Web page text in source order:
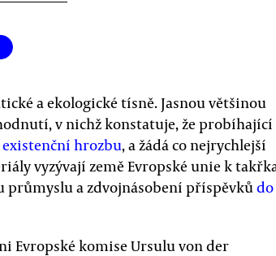
a ekologické tísně. Jasnou většinou
v nichž konstatuje, že probíhající
existenční hrozbu, a žádá co nejrychlejší
vyzývají země Evropské unie k
a zdvojnásobení příspěvkůdo
Evropské komise Ursulu von der